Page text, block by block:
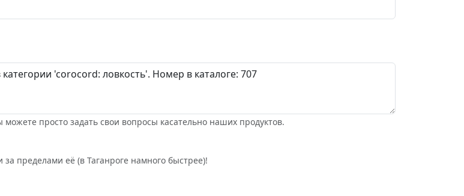
просто задать свои вопросы касательно наших продуктов.
пределами её (в Таганроге намного быстрее)!